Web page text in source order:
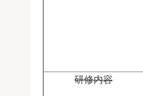
研修内容